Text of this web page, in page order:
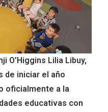
O’Higgins Lilia Libuy,
de iniciar el año
oficialmente a la
educativas con